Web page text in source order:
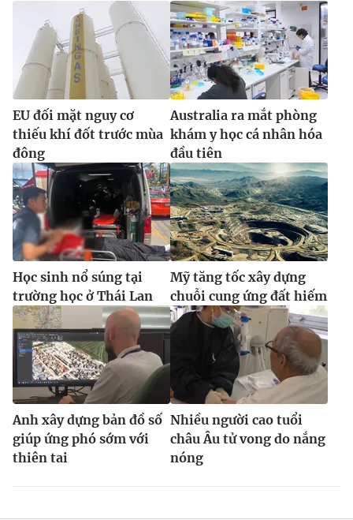
® Cấm sao chép dưới mọi hình thức nếu không có sự chấp
thuận bằng văn bản. Ghi rõ nguồn VTV.vn khi phát hành lại
thông tin từ website này.
EU đối mặt nguy cơ
thiếu khí đốt trước mùa
đông
Australia ra mắt phòng
khám y học cá nhân hóa
đầu tiên
Học sinh nổ súng tại
trường học ở Thái Lan
Mỹ tăng tốc xây dựng
chuỗi cung ứng đất hiếm
Anh xây dựng bản đồ số
giúp ứng phó sớm với
thiên tai
Nhiều người cao tuổi
châu Âu tử vong do nắng
nóng